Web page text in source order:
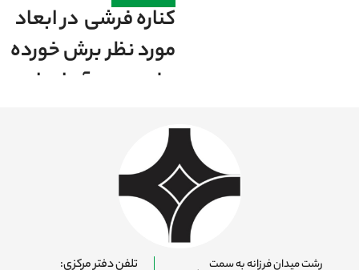
کناره فرشی در ابعاد
مورد نظر برش خورده
و لبه دوزی آن انجام
رشت میدان فرزانه به سمت تلفن دفتر مرکزی: